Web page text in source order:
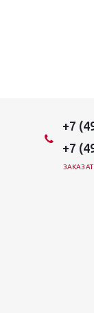
+7
+7